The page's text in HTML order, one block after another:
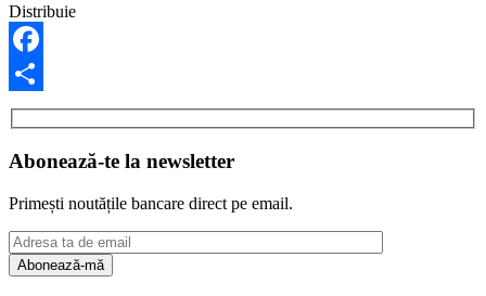
Distribuie
Facebook
Share
Abonează-te la newsletter
Primești noutățile bancare direct pe email.